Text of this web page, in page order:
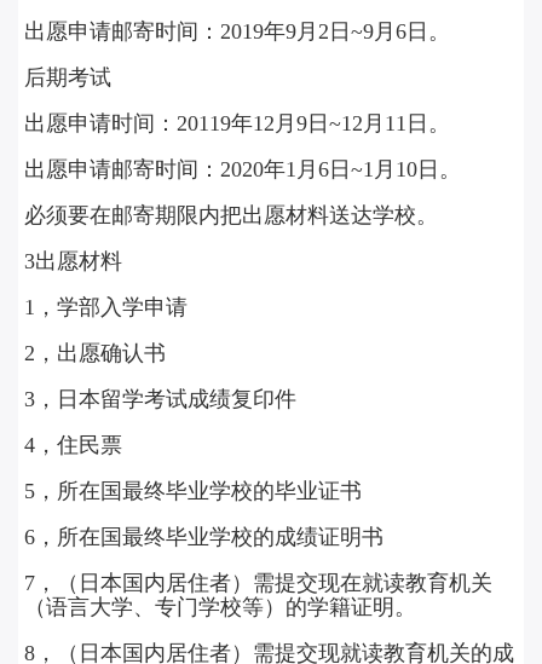
出愿申请邮寄时间：2019年9月2日~9月6日。
后期考试
出愿申请时间：20119年12月9日~12月11日。
出愿申请邮寄时间：2020年1月6日~1月10日。
必须要在邮寄期限内把出愿材料送达学校。‍
3出愿材料
1，学部入学申请
2，出愿确认书
3，日本留学考试成绩复印件
4，住民票
5，所在国最终毕业学校的毕业证书
6，所在国最终毕业学校的成绩证明书
7，（日本国内居住者）需提交现在就读教育机关
（语言大学、专门学校等）的学籍证明。
8，（日本国内居住者）需提交现就读教育机关的成